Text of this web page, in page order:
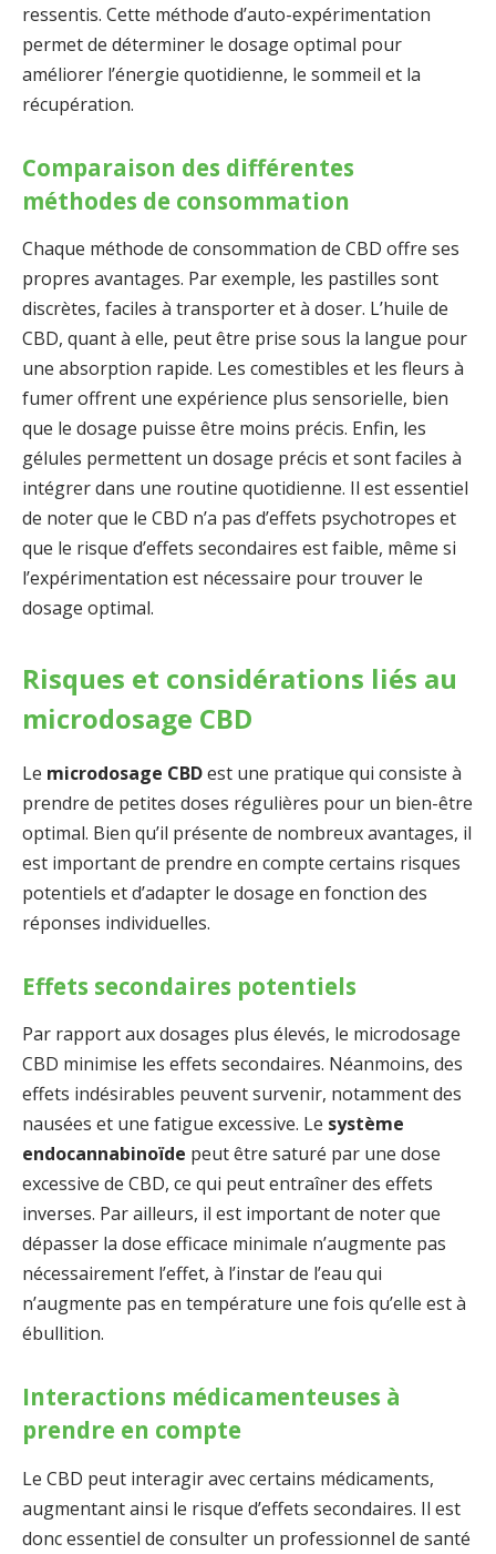
ressentis. Cette méthode d’auto-expérimentation
permet de déterminer le dosage optimal pour
améliorer l’énergie quotidienne, le sommeil et la
récupération.
Comparaison des différentes
méthodes de consommation
Chaque méthode de consommation de CBD offre ses
propres avantages. Par exemple, les pastilles sont
discrètes, faciles à transporter et à doser. L’huile de
CBD, quant à elle, peut être prise sous la langue pour
une absorption rapide. Les comestibles et les fleurs à
fumer offrent une expérience plus sensorielle, bien
que le dosage puisse être moins précis. Enfin, les
gélules permettent un dosage précis et sont faciles à
intégrer dans une routine quotidienne. Il est essentiel
de noter que le CBD n’a pas d’effets psychotropes et
que le risque d’effets secondaires est faible, même si
l’expérimentation est nécessaire pour trouver le
dosage optimal.
Risques et considérations liés au
microdosage CBD
Le microdosage CBDest une pratique qui consiste à
prendre de petites doses régulières pour un bien-être
optimal. Bien qu’il présente de nombreux avantages, il
est important de prendre en compte certains risques
potentiels et d’adapter le dosage en fonction des
réponses individuelles.
Effets secondaires potentiels
Par rapport aux dosages plus élevés, le microdosage
CBD minimise les effets secondaires. Néanmoins, des
effets indésirables peuvent survenir, notamment des
nausées et une fatigue excessive. Le système
endocannabinoïde peut être saturé par une dose
excessive de CBD, ce qui peut entraîner des effets
inverses. Par ailleurs, il est important de noter que
dépasser la dose efficace minimale n’augmente pas
nécessairement l’effet, à l’instar de l’eau qui
n’augmente pas en température une fois qu’elle est à
ébullition.
Interactions médicamenteuses à
prendre en compte
Le CBD peut interagir avec certains médicaments,
augmentant ainsi le risque d’effets secondaires. Il est
donc essentiel de consulter un professionnel de santé